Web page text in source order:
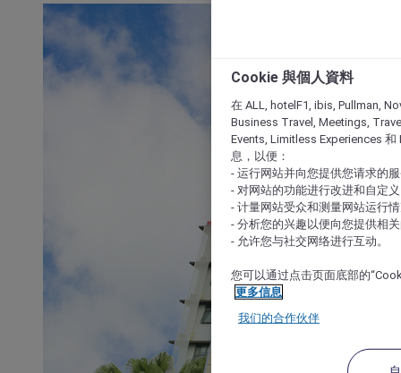
Cookie 與個人資料
在 ALL, hotelF1, ibis, Pullman,
Business Travel, Meetings,
Events, Limitless Experiences 和
息，以便：
- 运行网站并向您提供您请求的
- 对网站的功能进行改进和自定义
- 计量网站受众和测量网站运行
- 分析您的兴趣以便向您提供相
- 允许您与社交网络进行互动。
您可以通过点击页面底部的
更多信息
我们的合作伙伴